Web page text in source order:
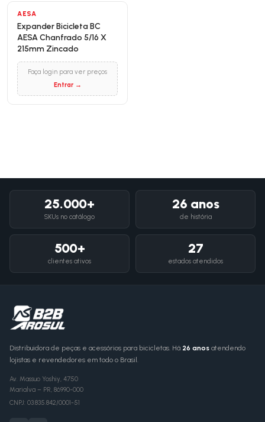
AESA
Expander Bicicleta BC
AESA Chanfrado 5/16 X
215mm Zincado
Faça login para ver preços
Entrar →
25.000+
SKUs no catálogo
26 anos
de história
500+
clientes ativos
27
estados atendidos
Distribuidora de peças e acessórios para bicicletas. Há 26 anos atendendo
lojistas e revendedores em todo o Brasil.
Av. Massuo Yoshiy, 4750
Marialva – PR, 86990-000
CNPJ: 03.835.842/0001-51